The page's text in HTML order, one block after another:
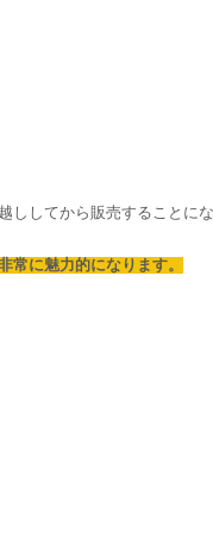
ししてから販売することに
常に魅力的になります。